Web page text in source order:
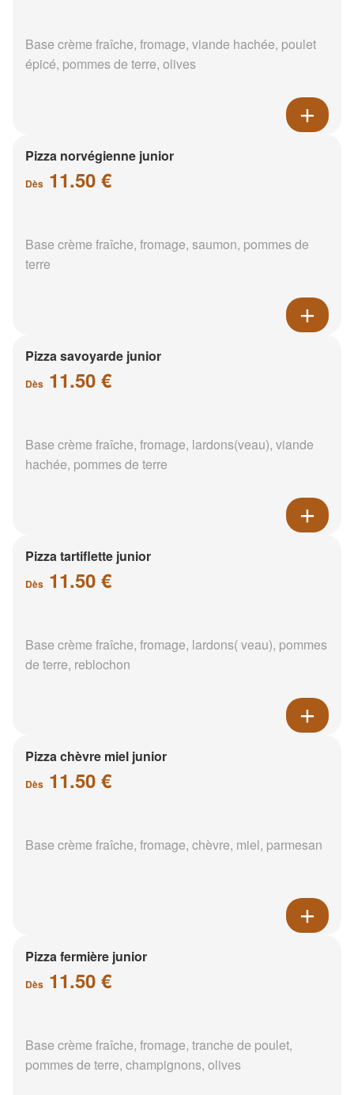
Base crème fraîche, fromage, viande hachée, poulet
épicé, pommes de terre, olives
Pizza norvégienne junior
Dès 11.50 €
Base crème fraîche, fromage, saumon, pommes de
terre
Pizza savoyarde junior
Dès 11.50 €
Base crème fraîche, fromage, lardons(veau), viande
hachée, pommes de terre
Pizza tartiflette junior
Dès 11.50 €
Base crème fraîche, fromage, lardons( veau), pommes
de terre, reblochon
Pizza chèvre miel junior
Dès 11.50 €
Base crème fraîche, fromage, chèvre, miel, parmesan
Pizza fermière junior
Dès 11.50 €
Base crème fraîche, fromage, tranche de poulet,
pommes de terre, champignons, olives